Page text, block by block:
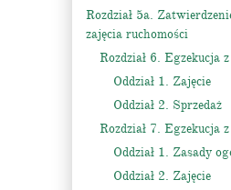
Rozdział 5a.
zajęcia ruchomości
Rozdział 6. Egzekucja
Oddział 1. Zajęcie
Oddział 2. Sprzedaż
Rozdział 7. Egzekucja
Oddział 1. Zasady
Oddział 2. Zajęcie